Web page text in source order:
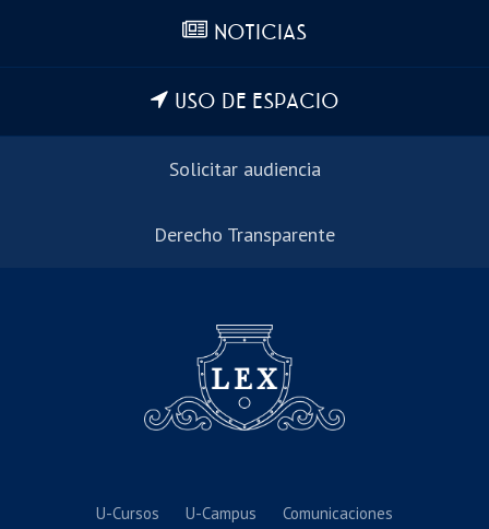
NOTICIAS
USO DE ESPACIO
Solicitar audiencia
Derecho Transparente
U-Cursos U-Campus Comunicaciones